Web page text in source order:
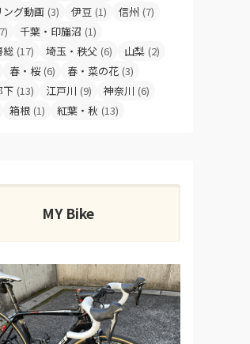
ング動画 (3) 伊豆 (1) 信州 (7)
千葉・印旛沼 (1)
総 (17) 埼玉・秩父 (6) 山梨 (2)
春・桜 (6) 春・菜の花 (3)
下 (13) 江戸川 (9) 神奈川 (6)
箱根 (1) 紅葉・秋 (13)
MY Bike